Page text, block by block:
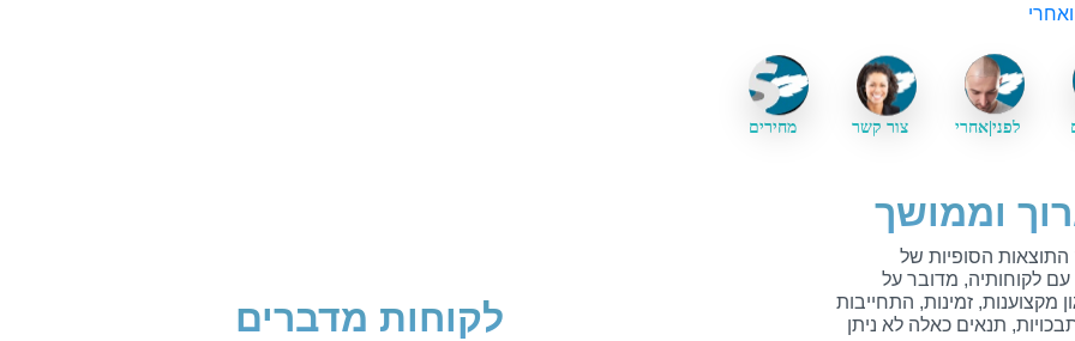
לפני|אחרי צור קשר מחירים
וממושך
הסופיות של
לקוחותיה, מדובר על
מקצוענות, זמינות, התחייבות
תנאים כאלה לא ניתן
לקוחות מדברים